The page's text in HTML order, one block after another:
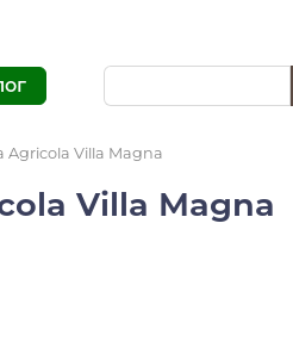
Agricola Villa Magna
Villa Magna